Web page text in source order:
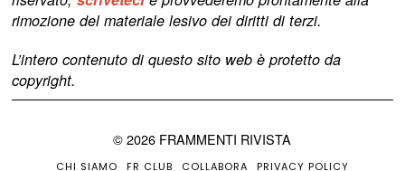
rimozione del materiale lesivo dei diritti di terzi.
L’intero contenuto di questo sito web è protetto da
copyright.
©2026 FRAMMENTI RIVISTA
CHI SIAMO FR CLUB COLLABORA PRIVACY POLICY